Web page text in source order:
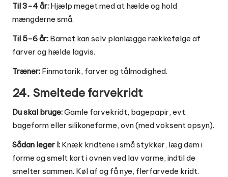
Til 3-4 år: Hjælp meget med at hælde og hold
mængderne små.
Til 5-6 år: Barnet kan selv planlægge rækkefølge af
farver og hælde lagvis.
Træner: Finmotorik, farver og tålmodighed.
24. Smeltede farvekridt
Du skal bruge:Gamle farvekridt, bagepapir, evt.
bageform eller silikoneforme, ovn (med voksent opsyn).
Sådan leger I: Knæk kridtene i små stykker, læg dem i
forme og smelt kort i ovnen ved lav varme, indtil de
smelter sammen. Køl af og få nye, flerfarvede kridt.